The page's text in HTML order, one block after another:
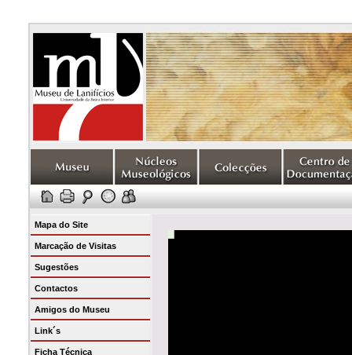
Mapa do Site
Marcação de Visitas
Sugestões
Contactos
Amigos do Museu
Link´s
Ficha Técnica